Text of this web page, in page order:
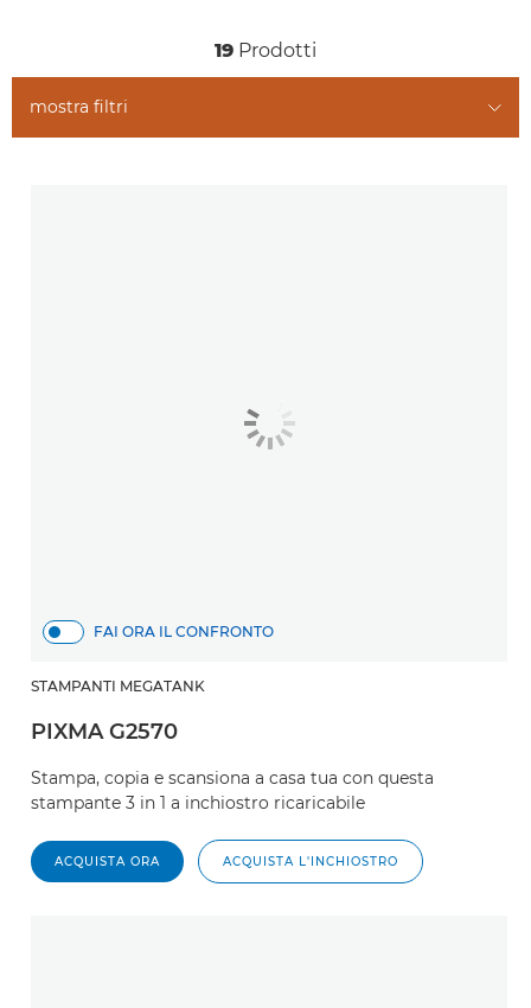
19 Prodotti
mostra filtri
FAI ORA IL CONFRONTO
STAMPANTI MEGATANK
PIXMA G2570
Stampa, copia e scansiona a casa tua con questa
stampante 3 in 1 a inchiostro ricaricabile
ACQUISTA ORA ACQUISTA L'INCHIOSTRO